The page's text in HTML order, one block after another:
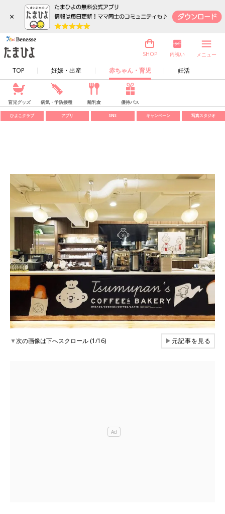
×
TOP 妊娠・出産 赤ちゃん・育児 妊活
SHOP 内祝い メニュー
育児グッズ 病気・予防接種 離乳食 優待パス
ひよこクラブ アプリ SNS キャンペーン 写真スタジオ
▼次の画像は下へスクロール (1/16) ▶元記事を見る